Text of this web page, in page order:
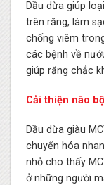
Dầu dừa giúp
trên răng, làm
chống viêm
các bệnh về
giúp răng chắc
Cải thiện não bộ
Dầu dừa giàu
chuyển hóa
nhỏ cho thấy
ở những người